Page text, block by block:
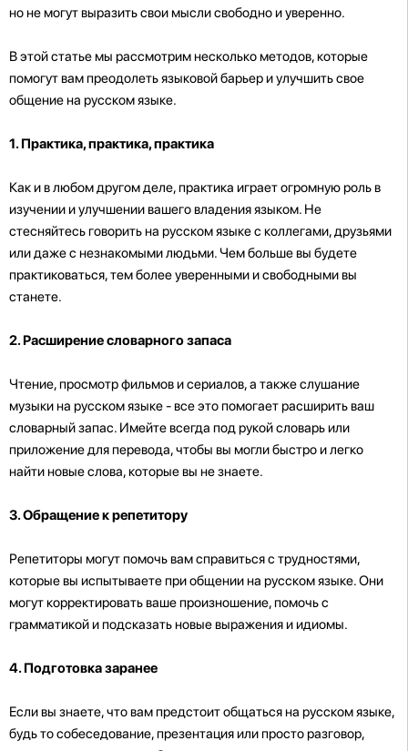
но не могут выразить свои мысли свободно и уверенно.
В этой статье мы рассмотрим несколько методов, которые
помогут вам преодолеть языковой барьер и улучшить свое
общение на русском языке.
1. Практика, практика, практика
Как и в любом другом деле, практика играет огромную роль в
изучении и улучшении вашего владения языком. Не
стесняйтесь говорить на русском языке с коллегами, друзьями
или даже с незнакомыми людьми. Чем больше вы будете
практиковаться, тем более уверенными и свободными вы
станете.
2. Расширение словарного запаса
Чтение, просмотр фильмов и сериалов, а также слушание
музыки на русском языке - все это помогает расширить ваш
словарный запас. Имейте всегда под рукой словарь или
приложение для перевода, чтобы вы могли быстро и легко
найти новые слова, которые вы не знаете.
3. Обращение к репетитору
Репетиторы могут помочь вам справиться с трудностями,
которые вы испытываете при общении на русском языке. Они
могут корректировать ваше произношение, помочь с
грамматикой и подсказать новые выражения и идиомы.
4. Подготовка заранее
Если вы знаете, что вам предстоит общаться на русском языке,
будь то собеседование, презентация или просто разговор,